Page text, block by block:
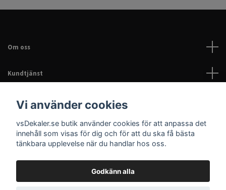
Om oss
Kundtjänst
Läs mer
Sociala medier
Vi använder cookies
vsDekaler.se butik använder cookies för att anpassa det
innehåll som visas för dig och för att du ska få bästa
tänkbara upplevelse när du handlar hos oss.
Godkänn alla